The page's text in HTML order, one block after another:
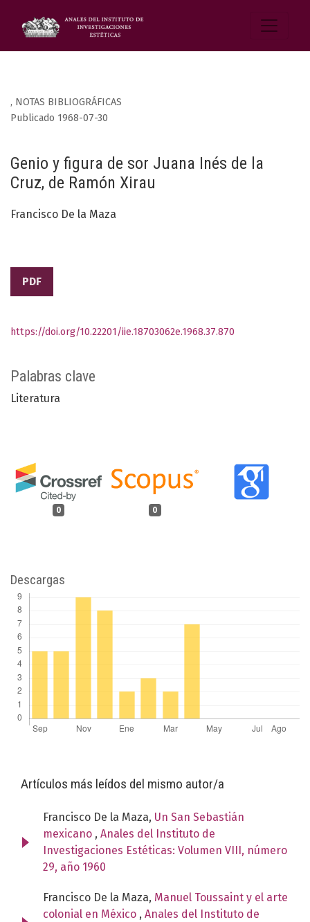
, NOTAS BIBLIOGRÁFICAS
Genio y figura de sor Juana Inés de la
Cruz, de Ramón Xirau
Publicado 1968-07-30
Francisco De la Maza
PDF
Palabras clave
Literatura
0 0
https://doi.org/10.22201/iie.18703062e.1968.37.870
Descargas
Artículos más leídos del mismo autor/a
Francisco De la Maza, Un San Sebastián
mexicano , Anales del Instituto de
Investigaciones Estéticas: Volumen VIII, número
29, año 1960
Francisco De la Maza, Manuel Toussaint y el arte
colonial en México , Anales del Instituto de